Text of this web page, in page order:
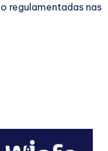
regulamentadas nas